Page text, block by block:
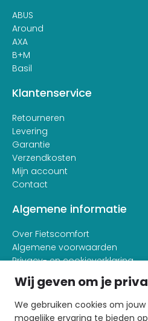
ABUS
Around
AXA
B+M
Basil
Klantenservice
Retourneren
Levering
Garantie
Verzendkosten
Mijn account
Contact
Algemene informatie
Over Fietscomfort
Algemene voorwaarden
Privacy- en cookieverklaring
Wij geven om je
We gebruiken cookies om
mogelijke ervaring te bieden